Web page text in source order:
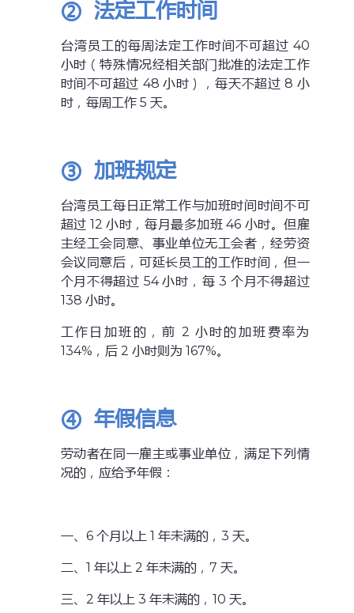
② 法定工作时间
台湾员工的每周法定工作时间不可超过 40
小时（特殊情况经相关部门批准的法定工作
时间不可超过 48 小时），每天不超过 8 小
时，每周工作 5 天。
③ 加班规定
台湾员工每日正常工作与加班时间时间不可
超过 12 小时，每月最多加班 46 小时。但雇
主经工会同意、事业单位无工会者，经劳资
会议同意后，可延长员工的工作时间，但一
个月不得超过 54 小时，每 3 个月不得超过
138 小时。
工作日加班的，前 2 小时的加班费率为
134%，后 2 小时则为 167%。
④ 年假信息
劳动者在同一雇主或事业单位，满足下列情
况的，应给予年假：
一、6 个月以上 1 年未满的，3 天。
二、1 年以上 2 年未满的，7 天。
三、2 年以上 3 年未满的，10 天。